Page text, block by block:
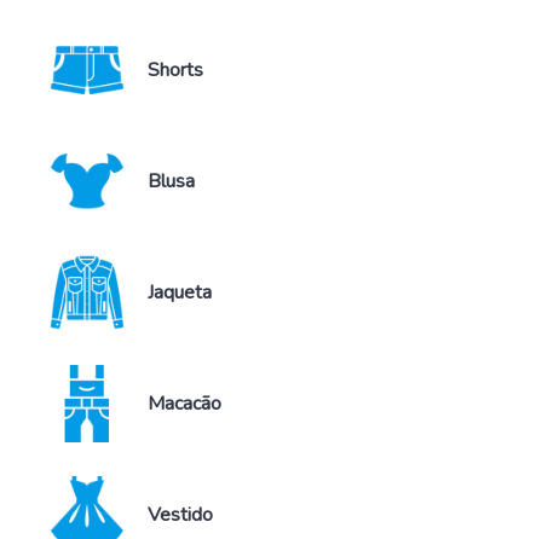
Shorts
Blusa
Jaqueta
Macacão
Vestido